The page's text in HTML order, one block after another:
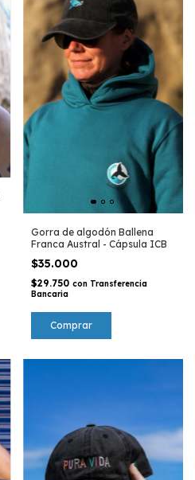
Gorra de algodón Ballena
Franca Austral - Cápsula ICB
$35.000
$29.750 con Transferencia
Bancaria
Comprar